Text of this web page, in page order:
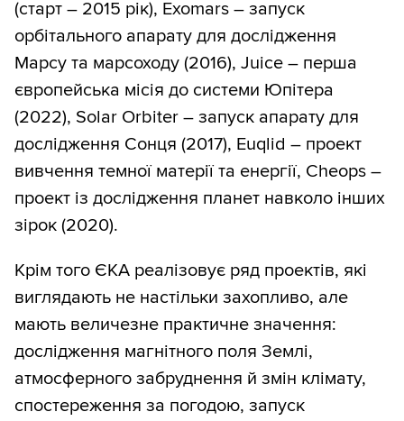
(старт – 2015 рік), Exomars – запуск
орбітального апарату для дослідження
Марсу та марсоходу (2016), Juice – перша
європейська місія до системи Юпітера
(2022), Solar Orbiter – запуск апарату для
дослідження Сонця (2017), Euqlid – проект
вивчення темної матерії та енергії, Cheops –
проект із дослідження планет навколо інших
зірок (2020).
Крім того ЄКА реалізовує ряд проектів, які
виглядають не настільки захопливо, але
мають величезне практичне значення:
дослідження магнітного поля Землі,
атмосферного забруднення й змін клімату,
спостереження за погодою, запуск